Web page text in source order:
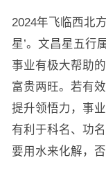
2024年飞临西北
星’。文昌星五行
事业有极大帮助
富贵两旺。若有
提升领悟力，事
有利于科名、功
要用水来化解，